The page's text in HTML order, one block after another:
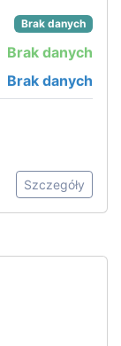
Brak danych
Brak danych
Brak danych
Szczegóły